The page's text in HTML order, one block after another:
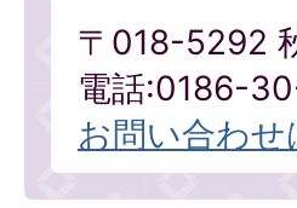
〒018-5292
電話:0186-
お問い合わ